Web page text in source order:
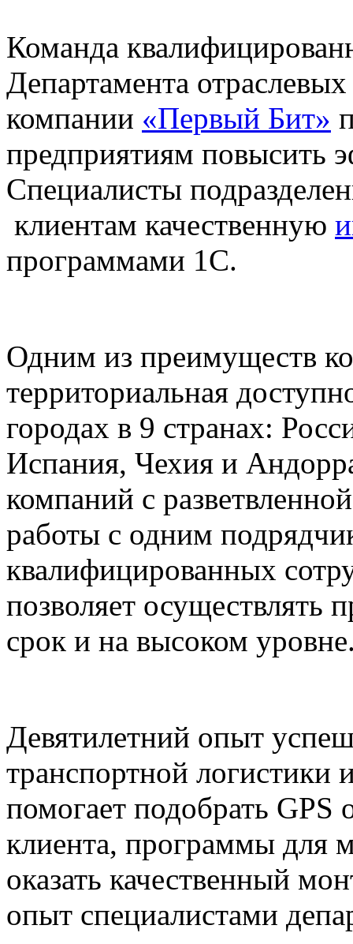
Команда
Департамента
компании «Первый Бит»
предприятиям повысить
Специалисты
клиентам качественную
программами 1С.
Одним из преимуществ
территориальная
городах в 9 странах:
Испания, Чехия и
компаний с
работы с одним
квалифицированных
позволяет
срок и на высоком
Девятилетний опыт
транспортной логистики
помогает подобрать GPS
клиента, программы для
оказать качественный
опыт специалистами